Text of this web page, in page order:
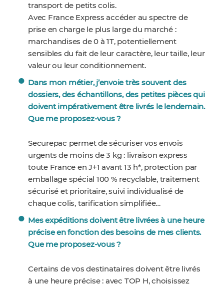
transport de petits colis.
Avec France Express accéder au spectre de
prise en charge le plus large du marché :
marchandises de 0 à 1T, potentiellement
sensibles du fait de leur caractère, leur taille, leur
valeur ou leur conditionnement.
Dans mon métier, j’envoie très souvent des
dossiers, des échantillons, des petites pièces qui
doivent impérativement être livrés le lendemain.
Que me proposez-vous ?
Securepac permet de sécuriser vos envois
urgents de moins de 3 kg : livraison express
toute France en J+1 avant 13 h*, protection par
emballage spécial 100 % recyclable, traitement
sécurisé et prioritaire, suivi individualisé de
chaque colis, tarification simplifiée…
Mes expéditions doivent être livrées à une heure
précise en fonction des besoins de mes clients.
Que me proposez-vous ?
Certains de vos destinataires doivent être livrés
à une heure précise : avec TOP H, choisissez